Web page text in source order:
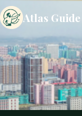
Atlas Guide